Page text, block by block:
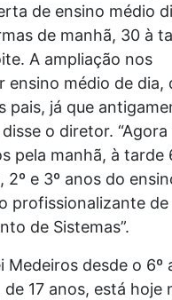
de ensino médio
de manhã, 30 à
A ampliação nos
ensino médio de dia,
pais, já que
o diretor.
pela manhã, à tarde
2º e 3º anos do
profissionalizante de
de Sistemas”.
Medeiros desde o 6º
17 anos, está hoje